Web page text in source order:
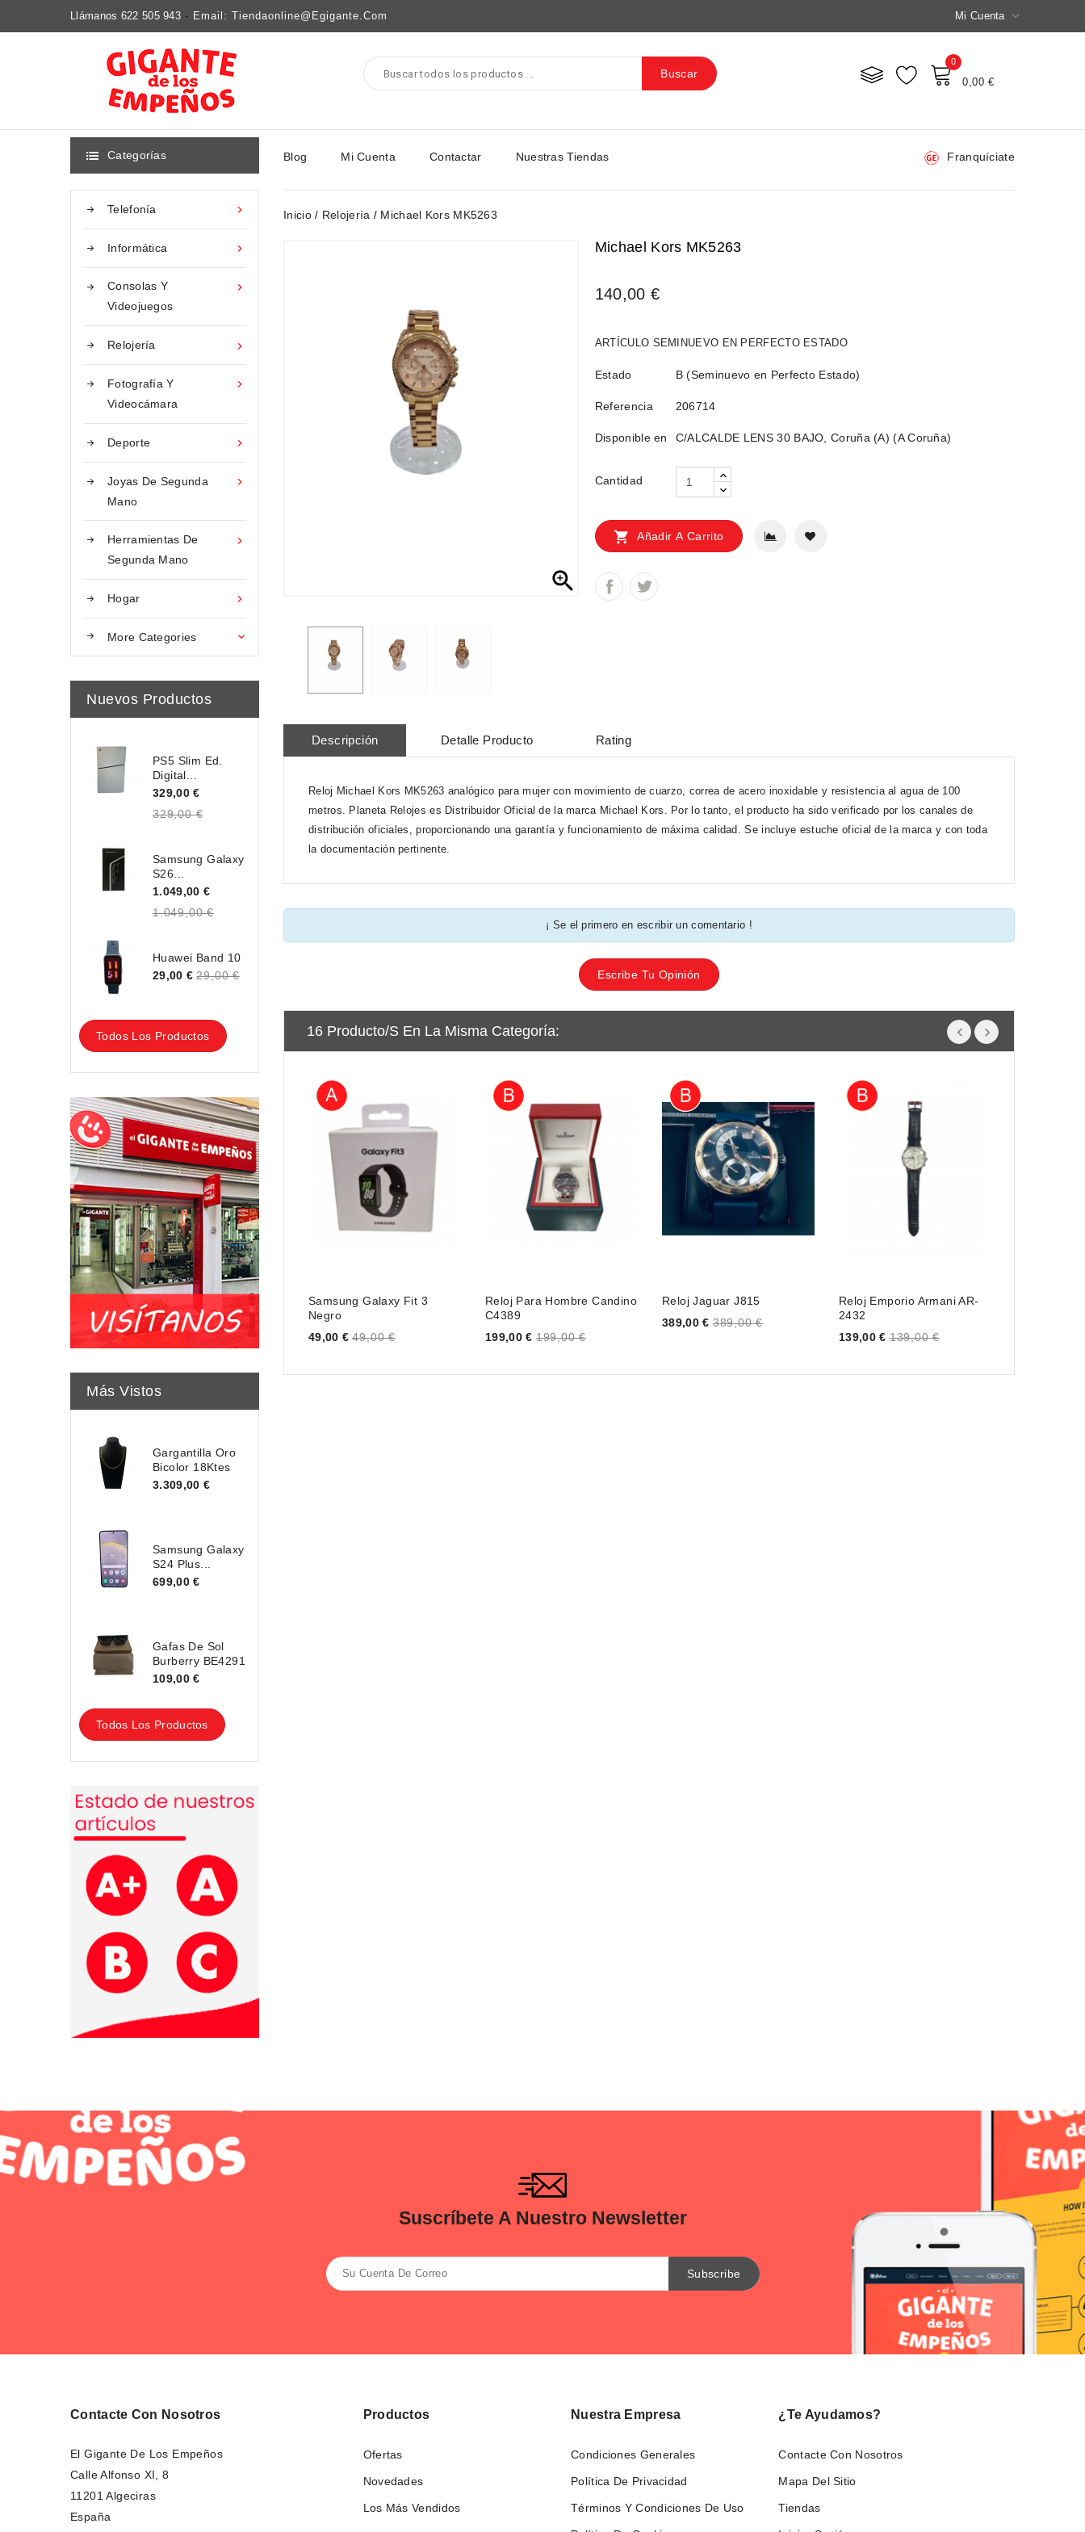
Llámanos 622 505 943 - Email: Tiendaonline@egigante.com Mi Cuenta 
0
0,00 €
Buscar
 Categorías

Telefonía

Informática

Consolas Y
Videojuegos

Relojería

Fotografía Y
Videocámara

Deporte

Joyas De Segunda
Mano

Herramientas De
Segunda Mano

Hogar
More Categories 
Nuevos Productos
PS5 Slim Ed.
Digital...
329,00 €
329,00 €
Samsung Galaxy
S26...
1.049,00 €
1.049,00 €
Huawei Band 10
29,00 € 29,00 €
Todos Los Productos
Más Vistos
Gargantilla Oro
Bicolor 18Ktes
3.309,00 €
Samsung Galaxy
S24 Plus...
699,00 €
Gafas De Sol
Burberry BE4291
109,00 €
Todos Los Productos
Blog Mi Cuenta Contactar Nuestras Tiendas Franquíciate
Inicio Relojería Michael Kors MK5263

Michael Kors MK5263
140,00 €
ARTÍCULO SEMINUEVO EN PERFECTO ESTADO
Estado B (Seminuevo en Perfecto Estado)
Referencia 206714
Disponible en C/ALCALDE LENS 30 BAJO, Coruña (A) (A Coruña)
Cantidad
 Añadir A Carrito
Descripción Detalle Producto Rating
Reloj Michael Kors MK5263 analógico para mujer con movimiento de cuarzo, correa de acero inoxidable y resistencia al agua de 100
metros. Planeta Relojes es Distribuidor Oficial de la marca Michael Kors. Por lo tanto, el producto ha sido verificado por los canales de
distribución oficiales, proporcionando una garantía y funcionamiento de máxima calidad. Se incluye estuche oficial de la marca y con toda
la documentación pertinente.
¡ Se el primero en escribir un comentario !
Escribe Tu Opinión
16 Producto/s En La Misma Categoría:
Samsung Galaxy Fit 3
Negro
Price
49,00 € 49,00 €
Reloj Para Hombre Candino
C4389
Price
199,00 € 199,00 €
Reloj Jaguar J815
Price
389,00 € 389,00 €
Reloj Emporio Armani AR-
2432
Price
139,00 € 139,00 €
Suscríbete A Nuestro Newsletter
Contacte Con Nosotros
El Gigante De Los Empeños
Calle Alfonso XI, 8
11201 Algeciras
España
Productos
Ofertas
Novedades
Los Más Vendidos
Nuestra Empresa
Condiciones Generales
Política De Privacidad
Términos Y Condiciones De Uso
¿Te Ayudamos?
Contacte Con Nosotros
Mapa Del Sitio
Tiendas